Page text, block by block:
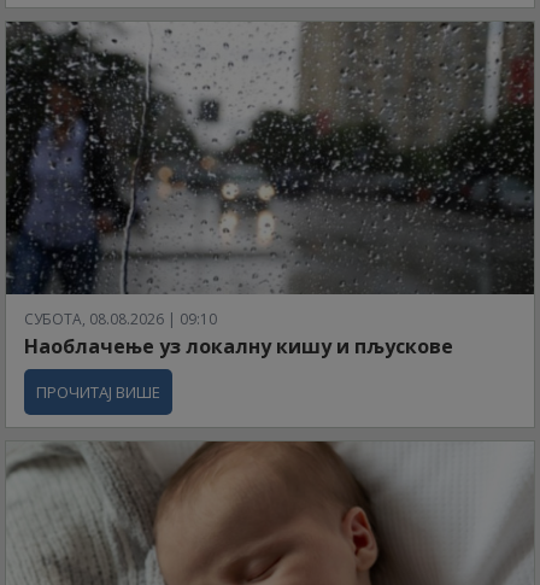
СУБОТА, 08.08.2026 | 09:10
Наоблачење уз локалну кишу и пљускове
ПРОЧИТАЈ ВИШЕ